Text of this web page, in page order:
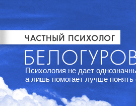
Психология не дает
а лишь помогает лучше понять